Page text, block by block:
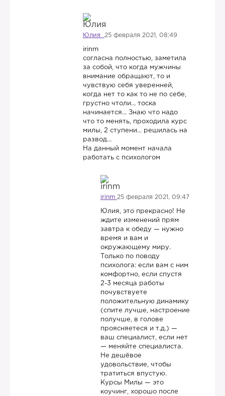
Юлия 25 февраля 2021, 08:49
irinm
согласна полностью, заметила
за собой, что когда мужчины
внимание обращают, то и
чувствую себя уверенней,
когда нет то как то не по себе,
грустно чтоли… тоска
начинается… Знаю что надо
что то менять, проходила курс
милы, 2 ступени… решилась на
развод…
На данный момент начала
работать с психологом
irinm 25 февраля 2021, 09:47
Юлия, это прекрасно! Не
ждите изменений прям
завтра к обеду — нужно
время и вам и
окружающему миру.
Только по поводу
психолога: если вам с ним
комфортно, если спустя
2-3 месяца работы
почувствуете
положительную динамику
(спите лучше, настроение
получше, в голове
проясняетеся и т.д.) —
ваш специалист, если нет
— меняйте специалиста.
Не дешёвое
удовольствие, чтобы
тратиться впустую.
Курсы Милы — это
коучинг, хорошо после